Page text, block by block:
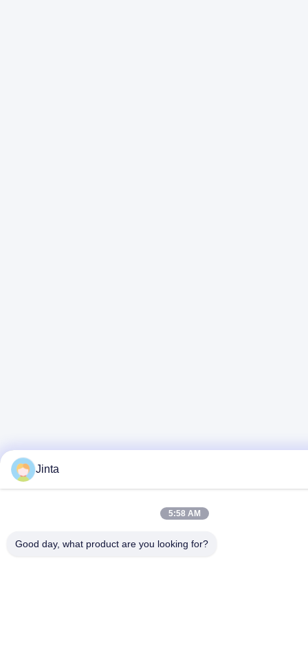
Jinta
5:58 AM
Good day, what product are you looking for?